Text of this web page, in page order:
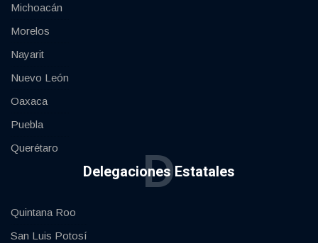
Michoacán
Morelos
Nayarit
Nuevo León
Oaxaca
Puebla
Querétaro
Delegaciones Estatales
D
Quintana Roo
San Luis Potosí